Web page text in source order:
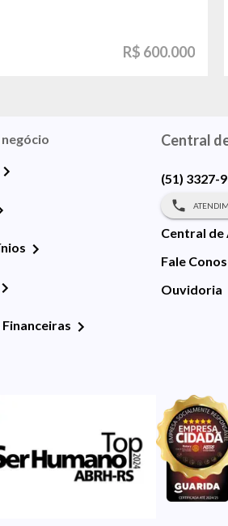
R$ 600.000
Central
(51) 3327-
Central de
Fale
Ouvidoria